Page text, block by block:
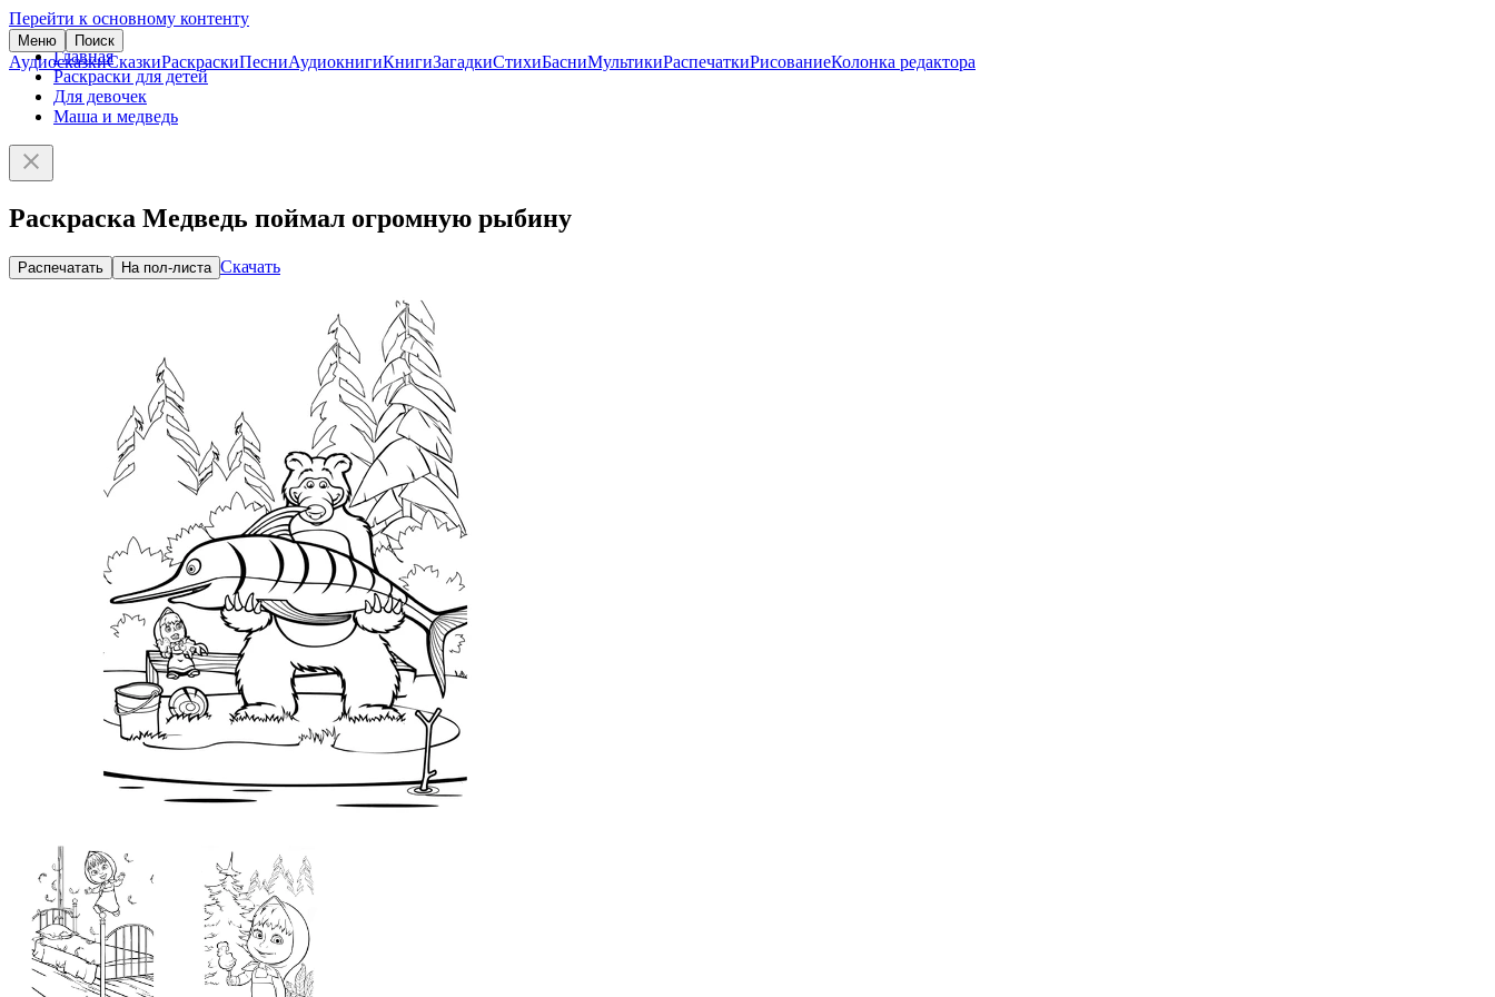
Перейти к основному контенту
Меню Поиск
АудиосказкиСказкиРаскраскиПесниАудиокнигиКнигиЗагадкиСтихиБасниМультикиРаспечаткиРисованиеКолонка редактора
Главная
Раскраски для детей
Для девочек
Маша и медведь
Раскраска Медведь поймал огромную рыбину
Распечатать На пол-листа Скачать